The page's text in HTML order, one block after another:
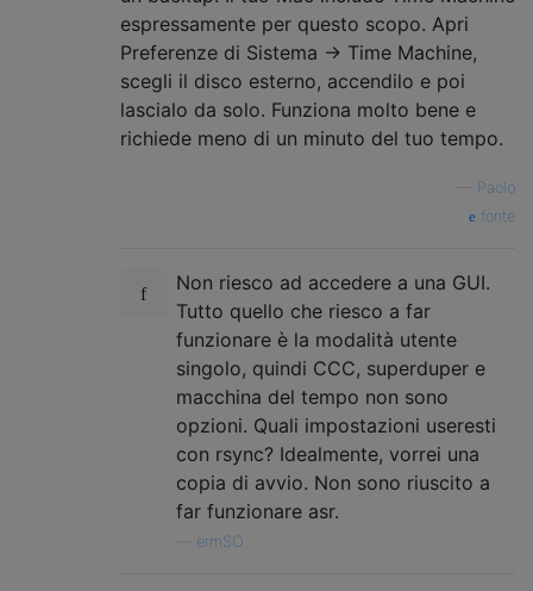
espressamente per questo scopo. Apri
Preferenze di Sistema -> Time Machine,
scegli il disco esterno, accendilo e poi
lascialo da solo. Funziona molto bene e
richiede meno di un minuto del tuo tempo.
Paolo
fonte
Non riesco ad accedere a una GUI.
Tutto quello che riesco a far
funzionare è la modalità utente
singolo, quindi CCC, superduper e
macchina del tempo non sono
opzioni. Quali impostazioni useresti
con rsync? Idealmente, vorrei una
copia di avvio. Non sono riuscito a
far funzionare asr.
ermSO